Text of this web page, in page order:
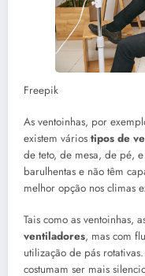
Freepik
As ventoinhas, por
existem vários tipos de
de teto, de mesa, de pé,
barulhentas e não têm
melhor opção nos climas
Tais como as ventoinhas,
ventiladores, mas com
utilização de pás
costumam ser mais